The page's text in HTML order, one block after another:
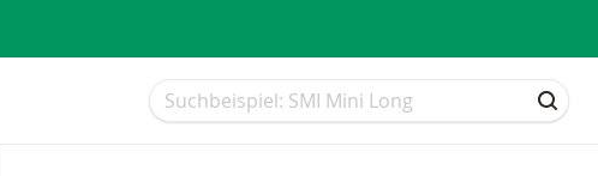
Suche
Suche